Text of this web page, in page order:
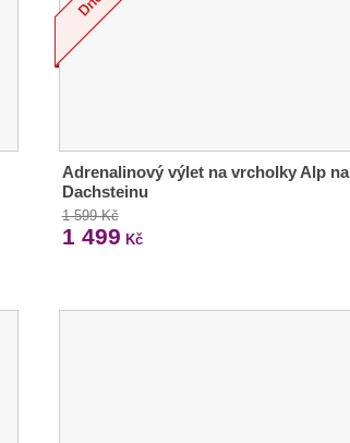
Adrenalinový výlet na vrcholky Alp na
Dachsteinu
1 599 Kč
1 499 Kč